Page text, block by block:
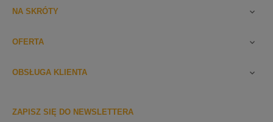
NA SKRÓTY 
OFERTA 
OBSŁUGA KLIENTA 
ZAPISZ SIĘ DO NEWSLETTERA